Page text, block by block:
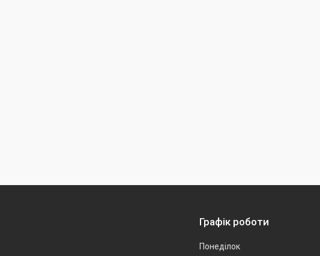
Графік роботи
Понеділок